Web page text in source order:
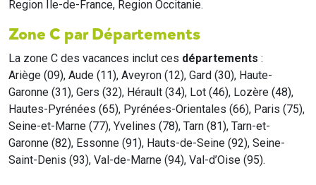
Region Île-de-France, Region Occitanie.
Zone C par Départements
La zone C des vacances inclut ces départements :
Ariège (09), Aude (11), Aveyron (12), Gard (30), Haute-
Garonne (31), Gers (32), Hérault (34), Lot (46), Lozère (48),
Hautes-Pyrénées (65), Pyrénées-Orientales (66), Paris (75),
Seine-et-Marne (77), Yvelines (78), Tarn (81), Tarn-et-
Garonne (82), Essonne (91), Hauts-de-Seine (92), Seine-
Saint-Denis (93), Val-de-Marne (94), Val-d’Oise (95).